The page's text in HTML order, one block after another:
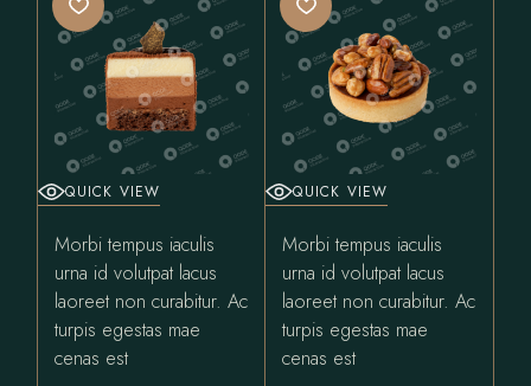
QUICK VIEW
Morbi tempus iaculis
urna id volutpat lacus
laoreet non curabitur. Ac
turpis egestas mae
cenas est
QUICK VIEW
Morbi tempus iaculis
urna id volutpat lacus
laoreet non curabitur. Ac
turpis egestas mae
cenas est